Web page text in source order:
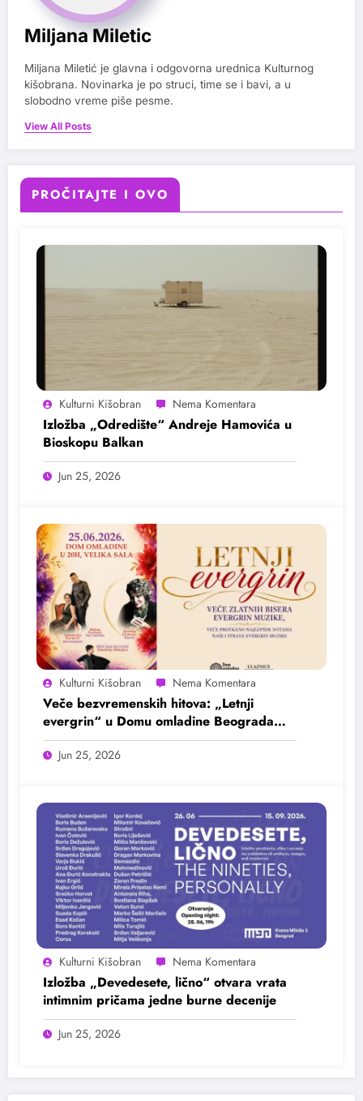
Miljana Miletic
Miljana Miletić je glavna i odgovorna urednica Kulturnog
kišobrana. Novinarka je po struci, time se i bavi, a u
slobodno vreme piše pesme.
View All Posts
PROČITAJTE I OVO
Kulturni Kišobran
Izložba „Odredište“ Andreje Hamovića u
Bioskopu Balkan
Jun 25, 2026
Kulturni Kišobran
Veče bezvremenskih hitova: „Letnji
evergrin“ u Domu omladine Beograda
25. juna
Jun 25, 2026
Kulturni Kišobran
Izložba „Devedesete, lično“ otvara vrata
intimnim pričama jedne burne decenije
Jun 25, 2026